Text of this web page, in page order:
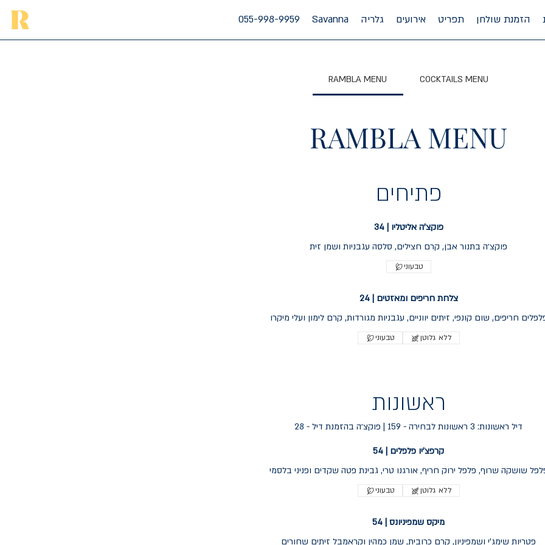
055-998-9959 Savanna גלריה אירועים תפריט הזמנת שולחן
RAMBLA MENU COCKTAILS MENU
RAMBLA MENU
פתיחים
פוקצ'ה אליטליו | 34
פוקצ׳ה בתנור אבן, קרם חצילים, סלסה עגבניות ושמן זית
טבעוני
צלחת חריפים ומאזטים | 24
חריפים, שום קונפי, זיתים יווניים, עגבניות מגורדות, קרם לימון ועלי מיקרו
טבעוני ללא גלוטן
ראשונות
דיל ראשונות: 3 ראשונות לבחירה - 159 | פוקצ׳ה בהזמנת דיל - 28
קרפצ'יו פלפלים | 54
טבעוני ללא גלוטן
מיקס שמפיניונס | 54
פטריות שימג'י ושמפיניון, קרם כרובית, שמן כמהין וקראמבל זיתים שחורים